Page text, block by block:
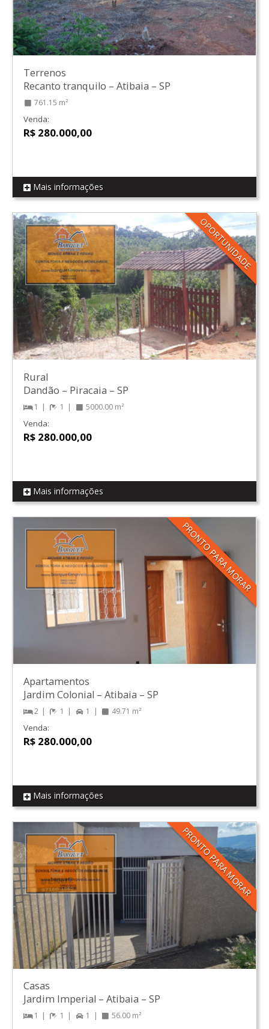
REF T01
Terrenos
Recanto tranquilo – Atibaia – SP
761.15 m²
Venda:
R$ 280.000,00
Mais informações
OPORTUNIDADE
REF CH01
Rural
Dandão – Piracaia – SP
1 1 5000.00 m²
Venda:
R$ 280.000,00
Mais informações
PRONTO PARA MORAR
REF AP02
Apartamentos
Jardim Colonial – Atibaia – SP
2 1 1 49.71 m²
Venda:
R$ 280.000,00
Mais informações
PRONTO PARA MORAR
Casas
Jardim Imperial – Atibaia – SP
1 1 1 56.00 m²